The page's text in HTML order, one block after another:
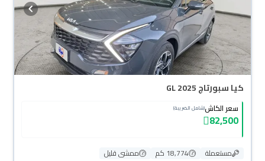
كيا سبورتاج GL 2025
سعر الكاش(شامل الضريبة)
82,500
مستعملة 18,774 كم
ممشى قليل